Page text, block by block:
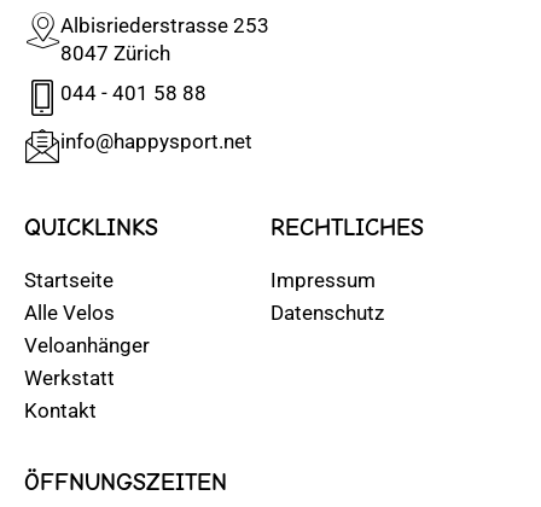
Albisriederstrasse 253
8047 Zürich
044 - 401 58 88
info@happysport.net
QUICKLINKS
Startseite
Alle Velos
Veloanhänger
Werkstatt
Kontakt
RECHTLICHES
Impressum
Datenschutz
ÖFFNUNGSZEITEN